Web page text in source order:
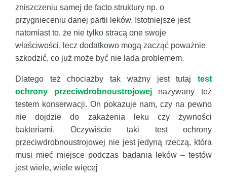
zniszczeniu samej de facto struktury np. o
przygnieceniu danej partii leków. Istotniejsze jest
natomiast to, że nie tylko stracą one swoje
właściwości, lecz dodatkowo mogą zacząć poważnie
szkodzić, co już może być nie lada problemem.
Dlatego też chociażby tak ważny jest tutaj test
ochrony przeciwdrobnoustrojowejnazywany też
testem konserwacji. On pokazuje nam, czy na pewno
nie dojdzie do zakażenia leku czy żywności
bakteriami. Oczywiście taki test ochrony
przeciwdrobnoustrojowej nie jest jedyną rzeczą, która
musi mieć miejsce podczas badania leków – testów
jest wiele, wiele więcej